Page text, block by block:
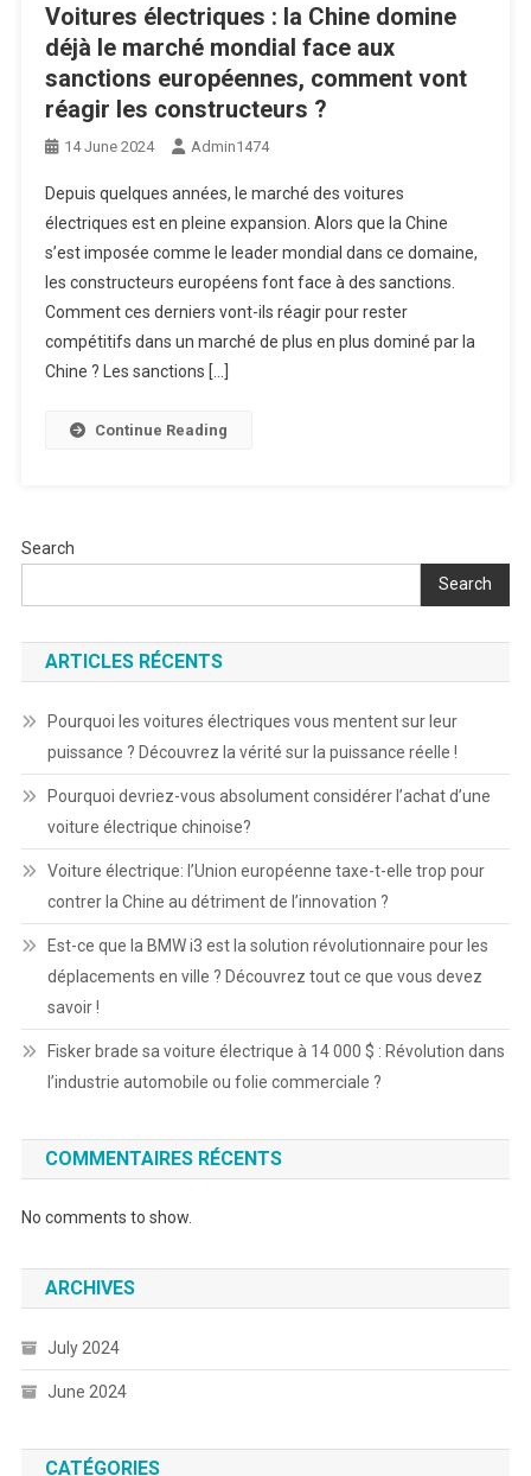
Voitures électriques : la Chine domine
déjà le marché mondial face aux
sanctions européennes, comment vont
réagir les constructeurs ?
14 June 2024 Admin1474
Depuis quelques années, le marché des voitures
électriques est en pleine expansion. Alors que la Chine
s’est imposée comme le leader mondial dans ce domaine,
les constructeurs européens font face à des sanctions.
Comment ces derniers vont-ils réagir pour rester
compétitifs dans un marché de plus en plus dominé par la
Chine ? Les sanctions […]
Continue Reading
Search
Search
ARTICLES RÉCENTS
Pourquoi les voitures électriques vous mentent sur leur
puissance ? Découvrez la vérité sur la puissance réelle !
Pourquoi devriez-vous absolument considérer l’achat d’une
voiture électrique chinoise?
Voiture électrique: l’Union européenne taxe-t-elle trop pour
contrer la Chine au détriment de l’innovation ?
Est-ce que la BMW i3 est la solution révolutionnaire pour les
déplacements en ville ? Découvrez tout ce que vous devez
savoir !
Fisker brade sa voiture électrique à 14 000 $ : Révolution dans
l’industrie automobile ou folie commerciale ?
COMMENTAIRES RÉCENTS
No comments to show.
ARCHIVES
July 2024
June 2024
CATÉGORIES